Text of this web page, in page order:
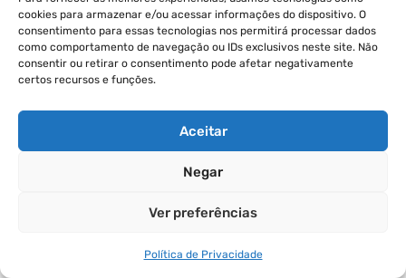
cookies para armazenar e/ou acessar informações do dispositivo. O
consentimento para essas tecnologias nos permitirá processar dados
como comportamento de navegação ou IDs exclusivos neste site. Não
consentir ou retirar o consentimento pode afetar negativamente
certos recursos e funções.
Aceitar
Negar
Ver preferências
Política de Privacidade
ajudando a humanidade a retornar a um estado
de maior consciência e frequência através da
introdução de energias puras. Compartilhar
cristais como presentes, ou deixá-los em locais
públicos para que outros os encontrem, espalha
bondade, amor e gratidão.
Para quem está começando, é recomendável
usar cristais maiores, como geodos de cura em
para beneficiar comunidades inteiras.